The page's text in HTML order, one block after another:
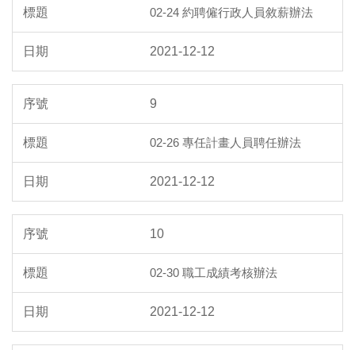
02-24 約聘僱行政人員敘薪辦法
2021-12-12
9
02-26 專任計畫人員聘任辦法
2021-12-12
10
02-30 職工成績考核辦法
2021-12-12